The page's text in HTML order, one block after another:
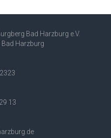
Bad Harzburg e.V.
Harzburg
13